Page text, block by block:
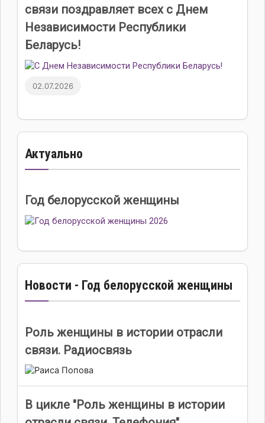
связи поздравляет всех с Днем
Независимости Республики
Беларусь!
02.07.2026
Актуально
Год белорусской женщины
Новости - Год белорусской женщины
Роль женщины в истории отрасли
связи. Радиосвязь
В цикле "Роль женщины в истории